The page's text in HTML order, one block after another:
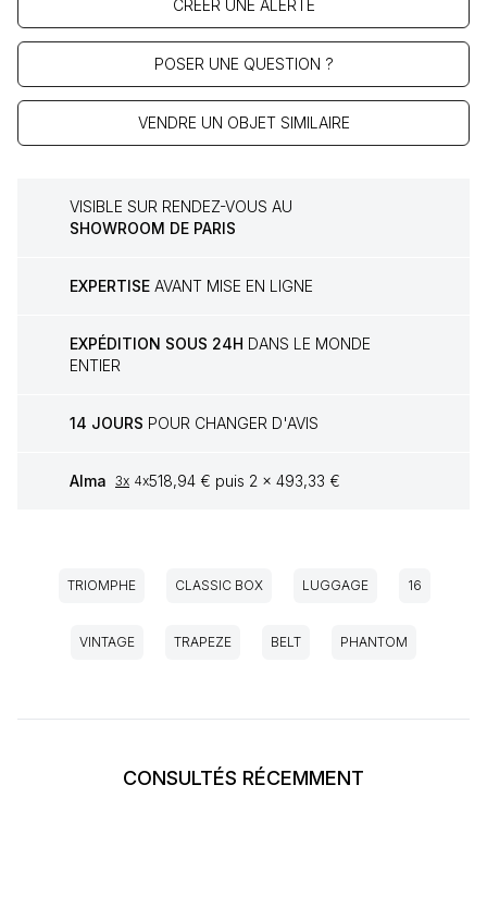
CRÉER UNE ALERTE
POSER UNE QUESTION ?
VENDRE UN OBJET SIMILAIRE
VISIBLE SUR RENDEZ-VOUS AU
SHOWROOM DE PARIS
EXPERTISE AVANT MISE EN LIGNE
EXPÉDITION SOUS 24H DANS LE MONDE
ENTIER
14 JOURS POUR CHANGER D'AVIS
Alma 3x 4x518,94 € puis 2 x 493,33 €
TRIOMPHE CLASSIC BOX LUGGAGE 16
VINTAGE TRAPEZE BELT PHANTOM
CONSULTÉS RÉCEMMENT